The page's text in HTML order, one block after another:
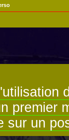
premier
sur un